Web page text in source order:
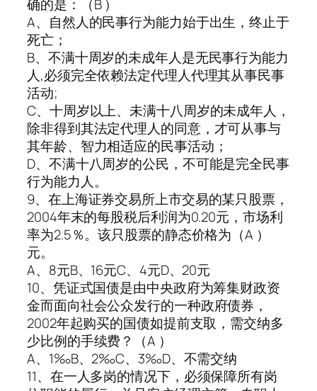
确的是：（B ）
A、自然人的民事行为能力始于出生，终止于
死亡；
B、不满十周岁的未成年人是无民事行为能力
人,必须完全依赖法定代理人代理其从事民事
活动;
C、十周岁以上、未满十八周岁的未成年人，
除非得到其法定代理人的同意，才可从事与
其年龄、智力相适应的民事活动；
D、不满十八周岁的公民，不可能是完全民事
行为能力人。
9、在上海证券交易所上市交易的某只股票，
2004年末的每股税后利润为0.20元，市场利
率为2.5％。该只股票的静态价格为（A ）
元。
A、8元B、16元C、4元D、20元
10、凭证式国债是由中央政府为筹集财政资
金而面向社会公众发行的一种政府债券，
2002年起购买的国债如提前支取，需交纳多
少比例的手续费？（A ）
A、1‰B、2‰C、3‰D、不需交纳
11、在一人多岗的情况下，必须保障所有岗